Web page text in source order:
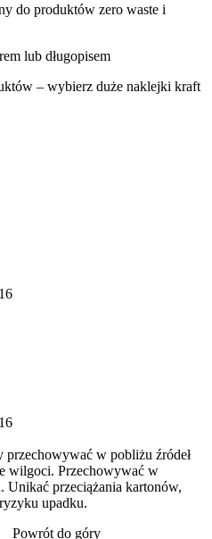
do produktów zero waste i
lub długopisem
– wybierz duże naklejki kraft
w pobliżu źródeł
wilgoci. Przechowywać w
Unikać przeciążania kartonów,
upadku.
Powrót do góry